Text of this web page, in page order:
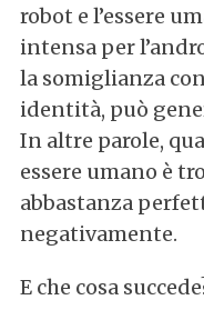
robot e l’essere
intensa per
la somiglianza
identità, può
In altre parole,
essere umano è
abbastanza
negativamente.
E che cosa